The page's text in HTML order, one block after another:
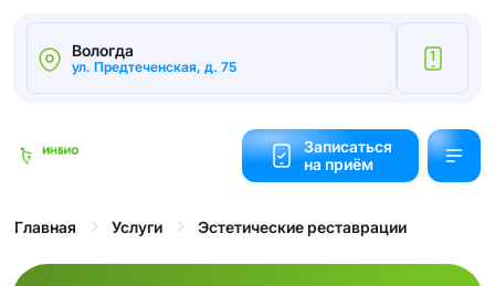
Вологда
ул. Предтеченская, д. 75
1
Записаться
на приём
Главная Услуги Эстетические реставрации